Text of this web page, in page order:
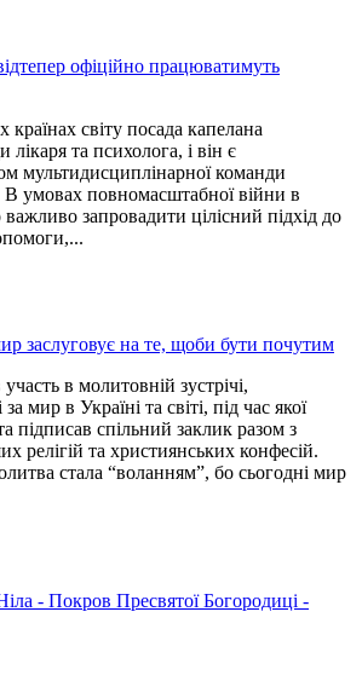
офіційно працюватимуть
країнах світу посада капелана
лікаря та психолога, і він є
мультидисциплінарної команди
В умовах повномасштабної війни в
запровадити цілісний підхід до
заслуговує на те, щоби бути почутим
в молитовній зустрічі,
мир в Україні та світі, під час якої
підписав спільний заклик разом з
релігій та християнських конфесій.
стала “воланням”, бо сьогодні мир
- Покров Пресвятої Богородиці -